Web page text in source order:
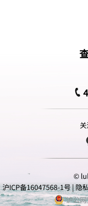
©
沪ICP备16047568-1号|隐
沪公